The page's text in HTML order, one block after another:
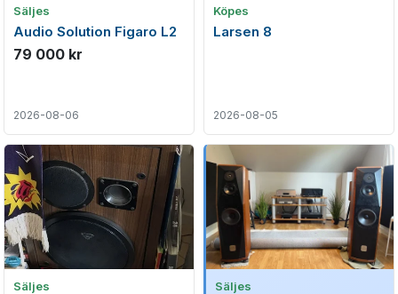
Säljes
Audio Solution Figaro L2
79 000 kr
2026-08-06
Köpes
Larsen 8
2026-08-05
Säljes Säljes